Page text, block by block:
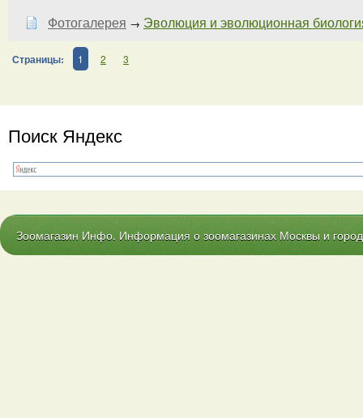
Фотогалерея → Эволюция и эволюционная
Страницы: 1 2 3
Поиск Яндекс
Зоомагазин Инфо. Информация о зоомагазинах Москвы и